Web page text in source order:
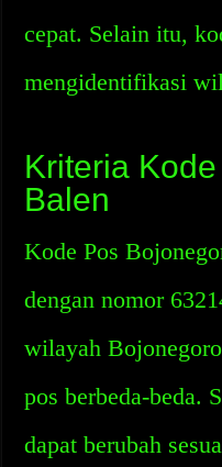
cepat. Selain itu,
mengidentifikasi
Kriteria
Balen
Kode Pos
dengan nomor
wilayah
pos berbeda-beda.
dapat berubah